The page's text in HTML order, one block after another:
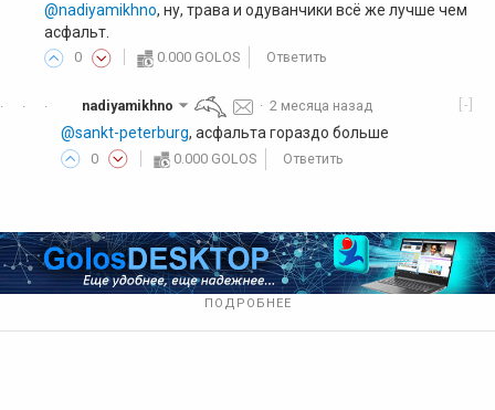
@nadiyamikhno, ну, трава и одуванчики всё же лучше чем
асфальт.
0 0.000 GOLOS Ответить
·
·
· [-]
nadiyamikhno ·2 месяца назад
@sankt-peterburg, асфальта гораздо больше
0 0.000 GOLOS Ответить
ПОДРОБНЕЕ